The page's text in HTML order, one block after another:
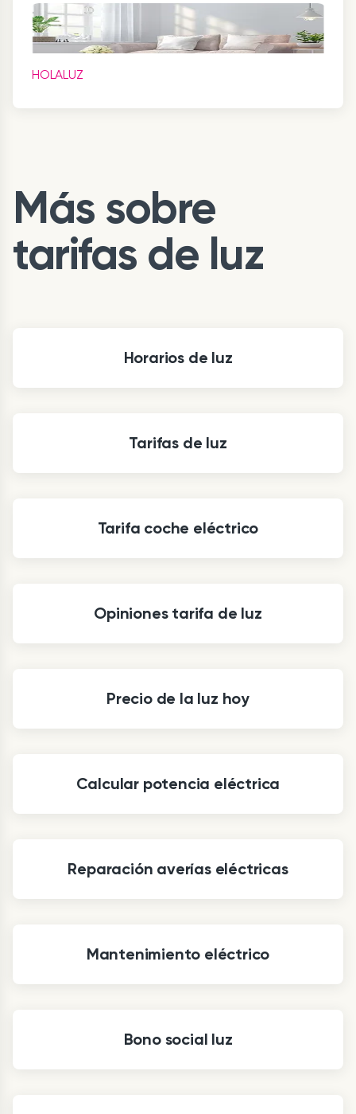
HOLALUZ
Más sobre
tarifas de luz
Horarios de luz
Tarifas de luz
Tarifa coche eléctrico
Opiniones tarifa de luz
Precio de la luz hoy
Calcular potencia eléctrica
Reparación averías eléctricas
Mantenimiento eléctrico
Bono social luz